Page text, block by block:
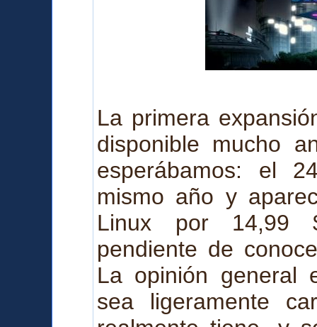
La primera
disponible mucho
esperábamos: el
mismo año y a
Linux por 14,99
pendiente de
La opinión general
sea ligeramente